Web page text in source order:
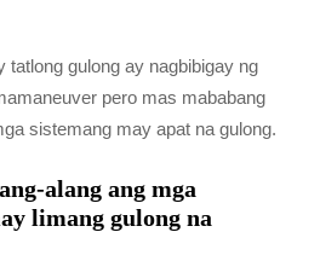
gulong ay nagbibigay ng
pero mas mababang
sistemang may apat na gulong.
alang ang mga
limang gulong na